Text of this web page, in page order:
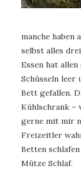
manche haben
selbst alles
Essen hat
Schüsseln leer
Bett gefallen.
Kühlschrank –
gerne mit mir
Freizeitler
Betten
Mütze Schlaf.